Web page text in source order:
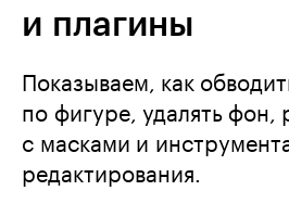
и плагины
Показываем, как
по фигуре, удалять фон,
с масками и
редактирования.